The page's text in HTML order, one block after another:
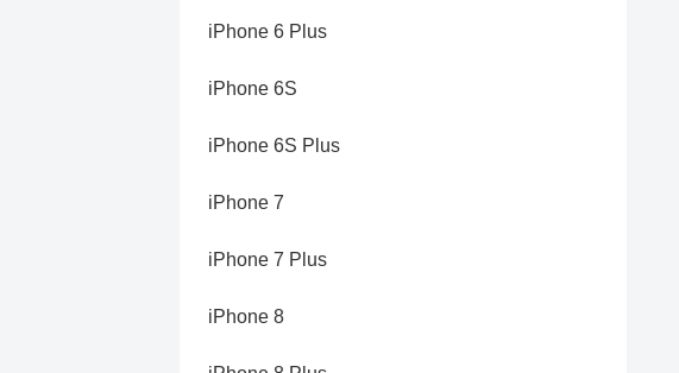
iPhone 6 Plus
iPhone 6S
iPhone 6S Plus
iPhone 7
iPhone 7 Plus
iPhone 8